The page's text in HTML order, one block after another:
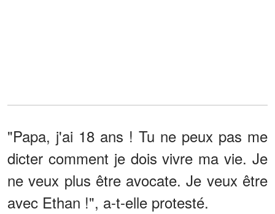
"Papa, j'ai 18 ans ! Tu ne peux pas me
dicter comment je dois vivre ma vie. Je
ne veux plus être avocate. Je veux être
avec Ethan !", a-t-elle protesté.